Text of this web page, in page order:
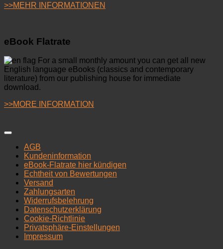
>>MEHR INFORMATIONEN
eBook Flatrate
For a small monthly amount you can get all new
English language eBooks (classics and contemporary
literature) from our publishing house for immediate
download.
>>MORE INFORMATION
AGB
Kundeninformation
eBook-Flatrate hier kündigen
Echtheit von Bewertungen
Versand
Zahlungsarten
Widerrufsbelehrung
Datenschutzerklärung
Cookie-Richtlinie
Privatsphäre-Einstellungen
Impressum